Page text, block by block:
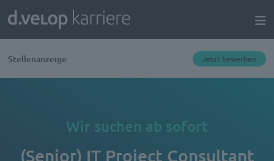
Stellenanzeige Jetzt bewerben
Wir suchen ab sofort
(Senior) IT Project Consultant